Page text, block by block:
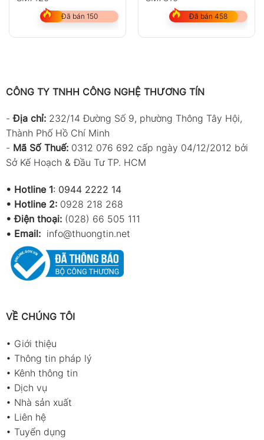
Đã bán 150 Đã bán 458
CÔNG TY TNHH CÔNG NGHỆ THƯƠNG TÍN
-Địa chỉ: 232/14 Đường Số 9, phường Thông Tây Hội,
Thành Phố Hồ Chí Minh
- Mã Số Thuế: 0312 076 692 cấp ngày 04/12/2012 bởi
Sở Kế Hoạch & Đầu Tư TP. HCM
• Hotline 1: 0944 2222 14
• Hotline 2: 0928 218 268
• Điện thoại: (028) 66 505 111
• Email: info@thuongtin.net
VỀ CHÚNG TÔI
• Giới thiệu
• Thông tin pháp lý
• Kênh thông tin
• Dịch vụ
• Nhà sản xuất
• Liên hệ
• Tuyển dụng